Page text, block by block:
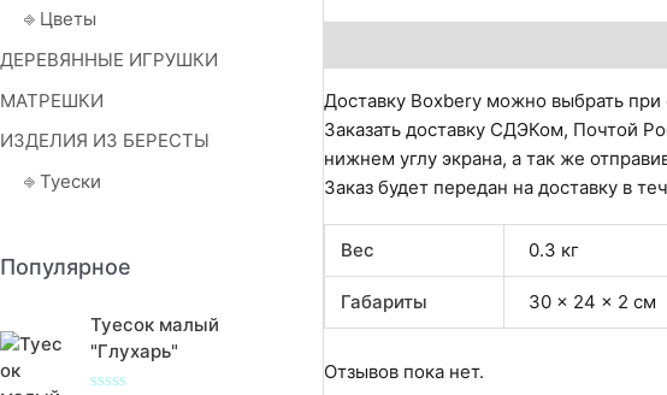
⎆ Цветы
ДЕРЕВЯННЫЕ ИГРУШКИ
МАТРЕШКИ
ИЗДЕЛИЯ ИЗ БЕРЕСТЫ
⎆ Туески
Популярное
Туесок малый
"Глухарь"
Доставку Boxbery можно выбрать при
Заказать доставку СДЭКом, Почтой
нижнем углу экрана, а так же
Заказ будет передан на доставку в
Вес 0.3 кг
Габариты 30 × 24 × 2 см
Отзывов пока нет.